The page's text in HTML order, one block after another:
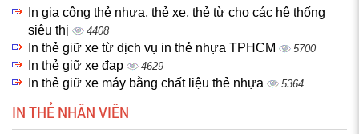
In gia công thẻ nhựa, thẻ xe, thẻ từ cho các hệ thống
siêu thị
4408
In thẻ giữ xe từ dịch vụ in thẻ nhựa TPHCM 5700
In thẻ giữ xe đạp 4629
In thẻ giữ xe máy bằng chất liệu thẻ nhựa 5364
IN THẺ NHÂN VIÊN